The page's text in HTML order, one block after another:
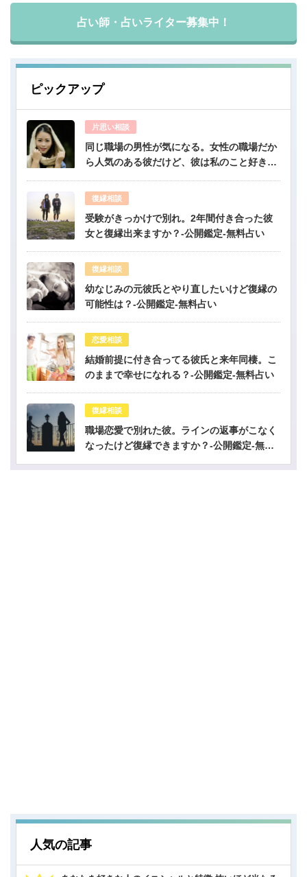
占い師・占いライター募集中！
ピックアップ
片思い相談
同じ職場の男性が気になる。女性の職場だか
ら人気のある彼だけど、彼は私のこと好き？-
復縁相談
受験がきっかけで別れ。2年間付き合った彼
女と復縁出来ますか？-公開鑑定-無料占い
復縁相談
幼なじみの元彼氏とやり直したいけど復縁の
可能性は？-公開鑑定-無料占い
恋愛相談
結婚前提に付き合ってる彼氏と来年同棲。こ
のままで幸せになれる？-公開鑑定-無料占い
復縁相談
職場恋愛で別れた彼。ラインの返事がこなく
なったけど復縁できますか？-公開鑑定-無料
人気の記事